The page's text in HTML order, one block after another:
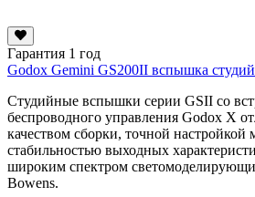
Гарантия 1 год
Godox Gemini GS200II вспышка
Студийные вспышки серии GSII со
беспроводного управления Godox X
качеством сборки, точной
стабильностью выходных
широким спектром
Bowens.